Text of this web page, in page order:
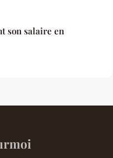
son salaire en